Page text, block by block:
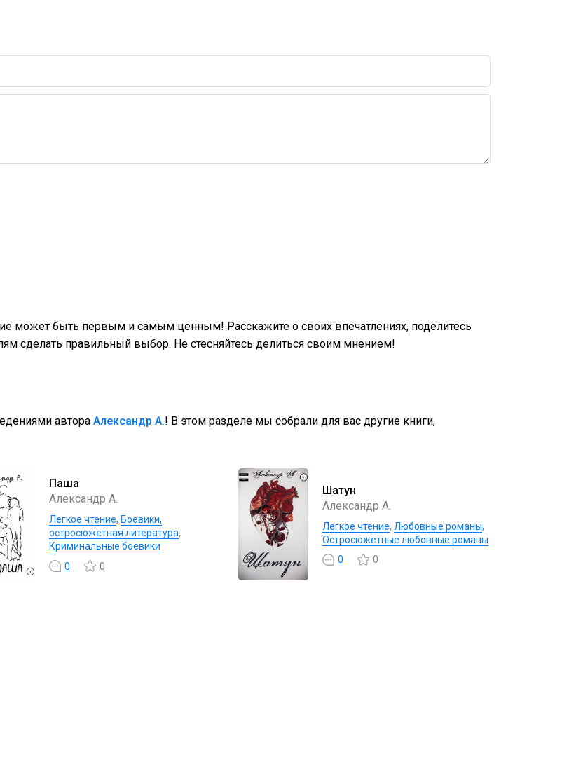
может быть первым и самым ценным! Расскажите о своих впечатлениях, поделитесь
сделать правильный выбор. Не стесняйтесь делиться своим мнением!
автора Александр А.! В этом разделе мы собрали для вас другие книги,
Паша
Александр А.
Легкое чтение, Боевики,
остросюжетная литература,
Криминальные боевики
0
0
Шатун
Александр А.
Легкое чтение, Любовные романы,
Остросюжетные любовные романы
0
0